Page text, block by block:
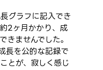
グラフに記入でき
2ヶ月かかり、成
きませんでした。
長を公的な記録で
とが、寂しく感じ